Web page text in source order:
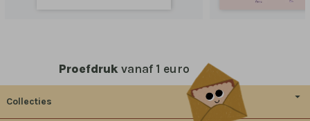
Proefdruk vanaf 1 euro
Collecties